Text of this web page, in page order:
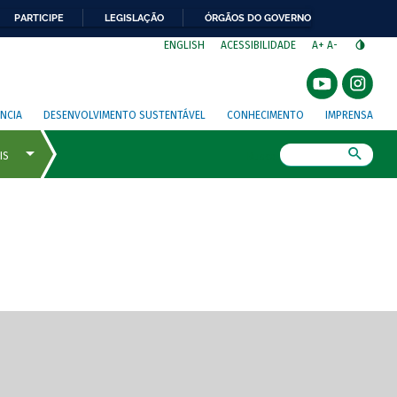
PARTICIPE LEGISLAÇÃO ÓRGÃOS DO GOVERNO
ENGLISH ACESSIBILIDADE A+ A-
DESENVOLVIMENTO SUSTENTÁVEL CONHECIMENTO IMPRENSA
de tela